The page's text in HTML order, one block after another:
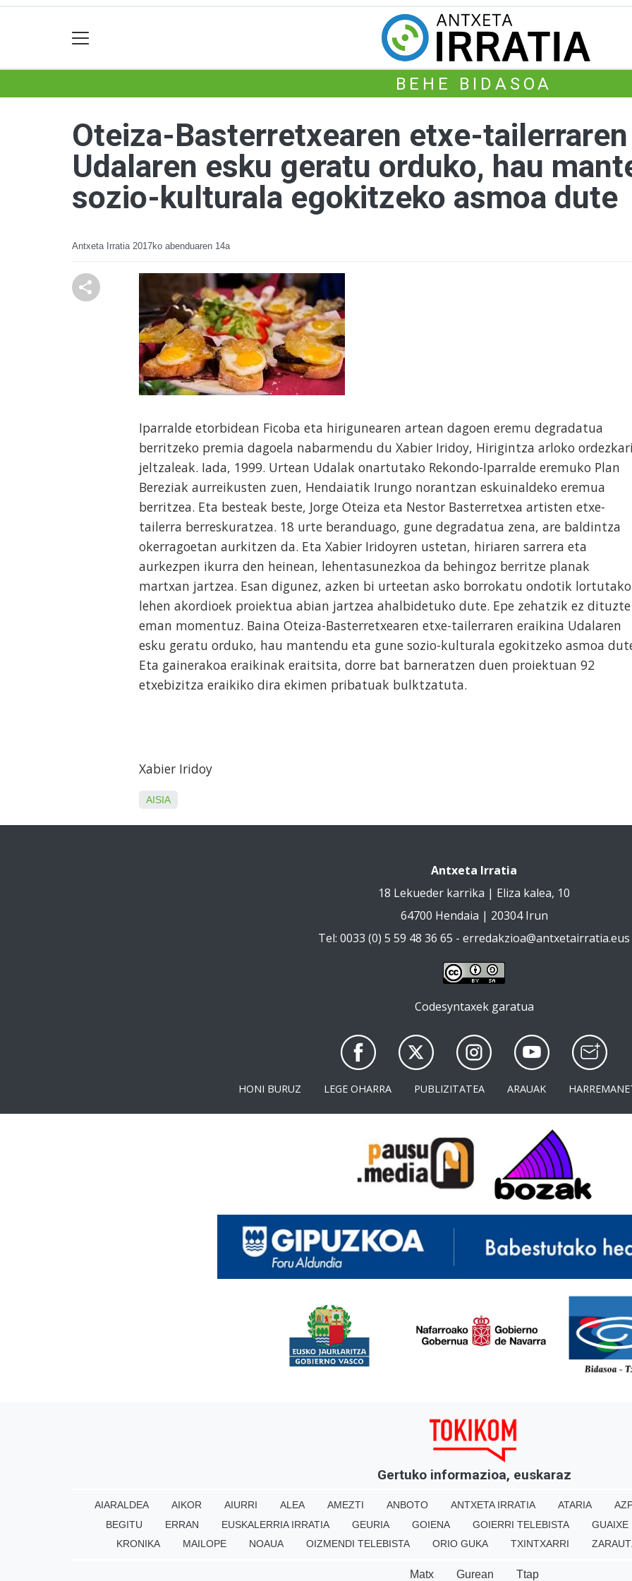
BEHE BIDASOA
Oteiza-Basterretxearen etxe-
Udalaren esku geratu orduko, hau
sozio-kulturala egokitzeko asmoa dute
Antxeta Irratia 2017ko abenduaren 14a
Iparralde etorbidean Ficoba eta hirigunearen artean dagoen eremu degradatua
berritzeko premia dagoela nabarmendu du Xabier Iridoy, Hirigintza arloko
jeltzaleak. Iada, 1999. Urtean Udalak onartutako Rekondo-Iparralde eremuko Plan
Bereziak aurreikusten zuen, Hendaiatik Irungo norantzan eskuinaldeko eremua
berritzea. Eta besteak beste, Jorge Oteiza eta Nestor Basterretxea artisten etxe-
tailerra berreskuratzea. 18 urte beranduago, gune degradatua zena, are baldintza
okerragoetan aurkitzen da. Eta Xabier Iridoyren ustetan, hiriaren sarrera eta
aurkezpen ikurra den heinean, lehentasunezkoa da behingoz berritze planak
martxan jartzea. Esan digunez, azken bi urteetan asko borrokatu ondotik lortutako
lehen akordioek proiektua abian jartzea ahalbidetuko dute. Epe zehatzik ez dituzte
eman momentuz. Baina Oteiza-Basterretxearen etxe-tailerraren eraikina Udalaren
esku geratu orduko, hau mantendu eta gune sozio-kulturala egokitzeko asmoa
Eta gainerakoa eraikinak eraitsita, dorre bat barneratzen duen proiektuan 92
etxebizitza eraikiko dira ekimen pribatuak bulktzatuta.
Xabier Iridoy
AISIA
Antxeta Irratia
18 Lekueder karrika | Eliza kalea, 10
64700 Hendaia | 20304 Irun
Tel: 0033 (0) 5 59 48 36 65 - erredakzioa@antxetairratia.eus
Codesyntaxek garatua
HONI BURUZ LEGE OHARRA PUBLIZITATEA ARAUAK
Gertuko informazioa, euskaraz
AIARALDEA AIKOR AIURRI ALEA AMEZTI ANBOTO ANTXETA IRRATIA ATARIA
BEGITU
ERRAN EUSKALERRIA IRRATIA GEURIA GOIENA GOIERRI TELEBISTA
GUAIXE
KRONIKA
MAILOPE NOAUA OIZMENDI TELEBISTA ORIO GUKA TXINTXARRI
Matx Gurean Ttap